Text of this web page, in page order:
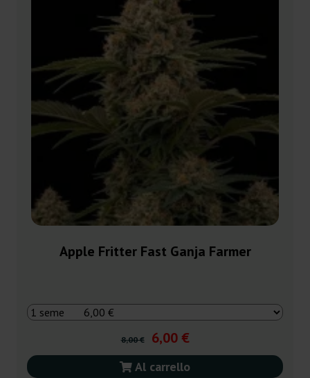
Apple Fritter Fast Ganja Farmer
8,00 € 6,00 €
Al carrello